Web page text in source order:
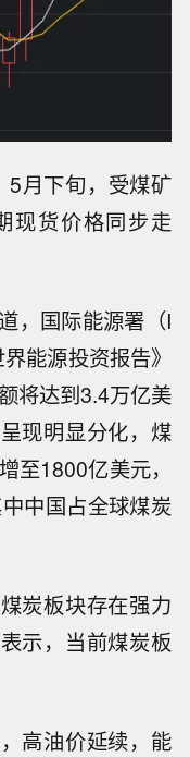
5月下旬，受煤矿
现货价格同步走
，国际能源署（I
能源投资报告》
将达到3.4万亿美
现明显分化，煤
至1800亿美元，
中国占全球煤炭
煤炭板块存在强力
示，当前煤炭板
高油价延续，能